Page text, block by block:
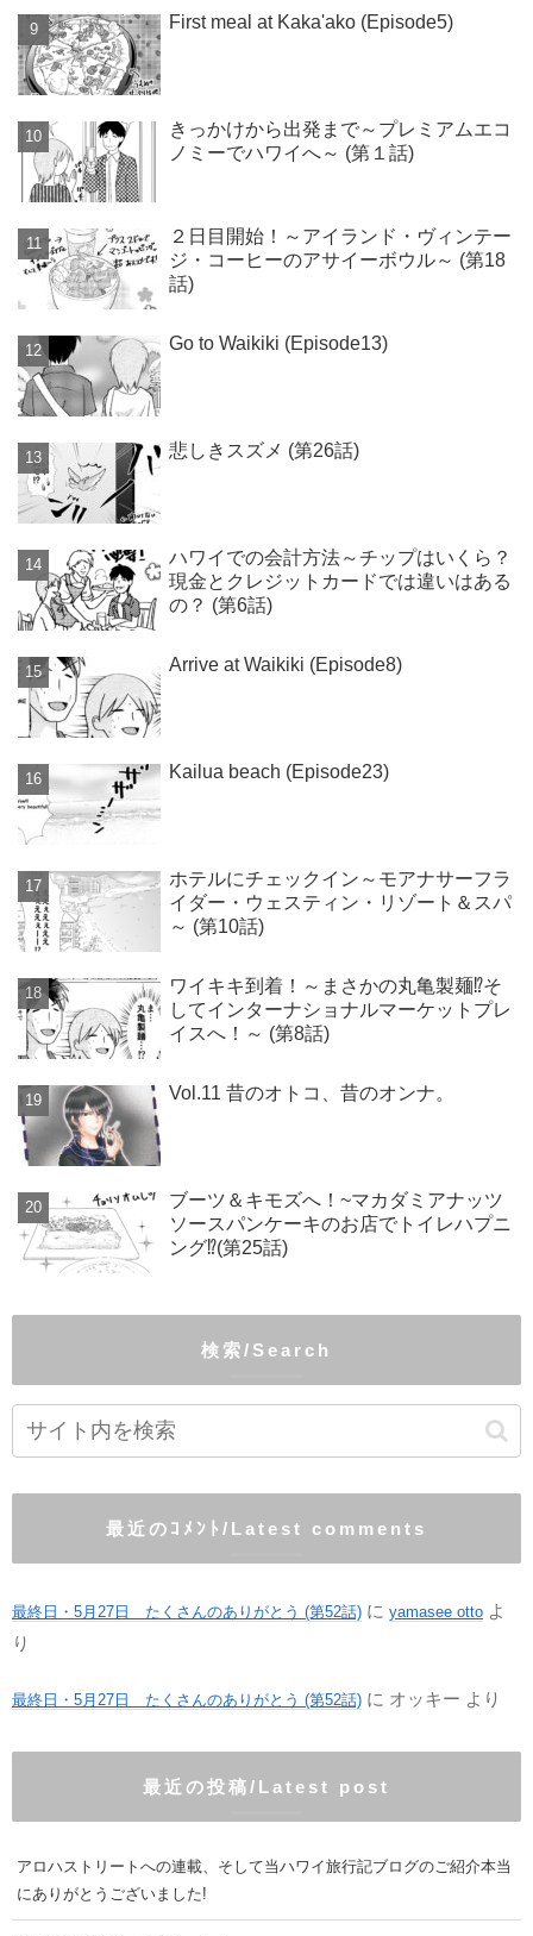
First meal at Kaka'ako (Episode5)
きっかけから出発まで～プレミアムエコ
ノミーでハワイへ～ (第１話)
２日目開始！～アイランド・ヴィンテー
ジ・コーヒーのアサイーボウル～ (第18
話)
Go to Waikiki (Episode13)
悲しきスズメ (第26話)
ハワイでの会計方法～チップはいくら？
現金とクレジットカードでは違いはある
の？ (第6話)
Arrive at Waikiki (Episode8)
Kailua beach (Episode23)
ホテルにチェックイン～モアナサーフラ
イダー・ウェスティン・リゾート＆スパ
～ (第10話)
ワイキキ到着！～まさかの丸亀製麺⁉そ
してインターナショナルマーケットプレ
イスへ！～ (第8話)
Vol.11 昔のオトコ、昔のオンナ。
ブーツ＆キモズへ！~マカダミアナッツ
ソースパンケーキのお店でトイレハプニ
ング⁉(第25話)
検索/Search
最近のｺﾒﾝﾄ/Latest comments
最終日・5月27日 たくさんのありがとう (第52話) に yamasee otto よ
り
最終日・5月27日 たくさんのありがとう (第52話) に オッキー より
最近の投稿/Latest post
アロハストリートへの連載、そして当ハワイ旅行記ブログのご紹介本当
にありがとうございました!